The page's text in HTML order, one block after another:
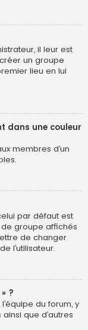
il leur est
un groupe
lieu en lui
dans une couleur
membres d’un
par défaut est
groupe affichés
de changer
l’utilisateur.
?
du forum, y
que d’autres